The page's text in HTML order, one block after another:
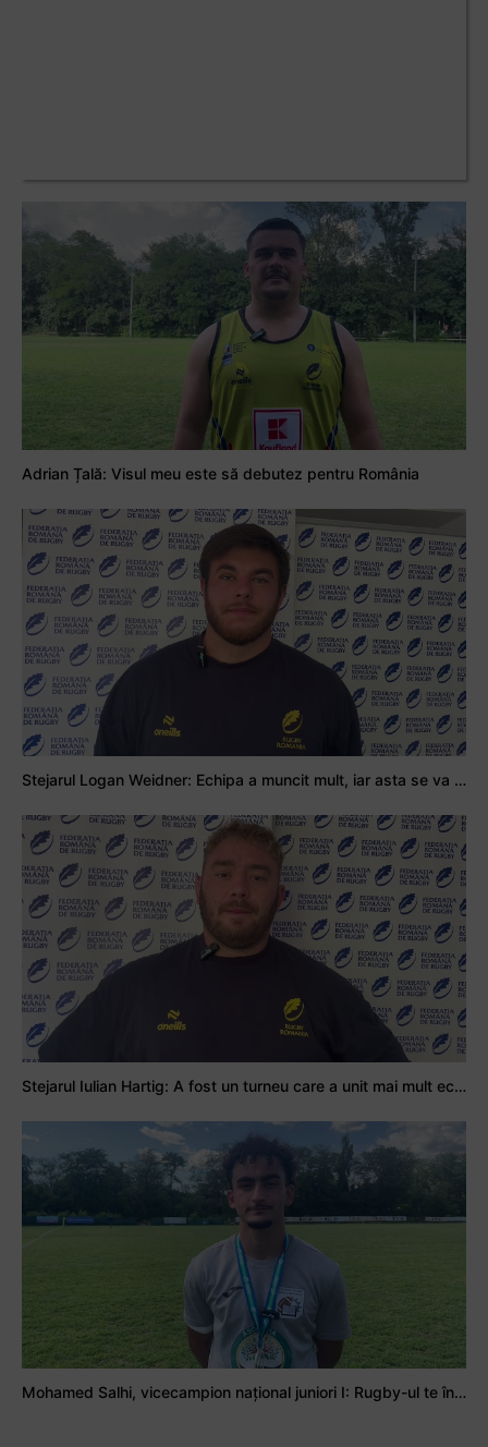
Adrian Țală: Visul meu este să debutez pentru România
Stejarul Logan Weidner: Echipa a muncit mult, iar asta se va vedea în meciurile de la Nations Cup
Stejarul Iulian Hartig: A fost un turneu care a unit mai mult echipa
Mohamed Salhi, vicecampion național juniori I: Rugby-ul te învață să accepți și înfrângerile